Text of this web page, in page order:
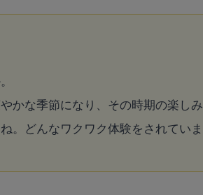
かな季節になり、その時期の楽しみ
。どんなワクワク体験をされていま